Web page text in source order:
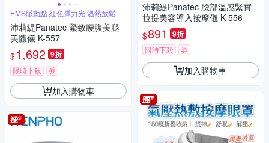
EMS脈動點 紅色彈力光 溫熱放鬆
沛莉緹Panatec 緊致腰腹美腿
美體儀 K-557
$1,692 9折
限時下殺 券
加入購物車
沛莉緹Panatec 臉部溫感緊實
拉提美容導入按摩儀 K-556
$891 9折
限時下殺 券
加入購物車